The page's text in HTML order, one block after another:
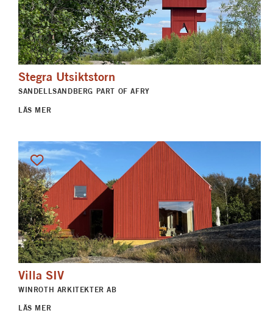
Stegra Utsiktstorn
SANDELLSANDBERG PART OF AFRY
LÄS MER
Villa SIV
WINROTH ARKITEKTER AB
LÄS MER